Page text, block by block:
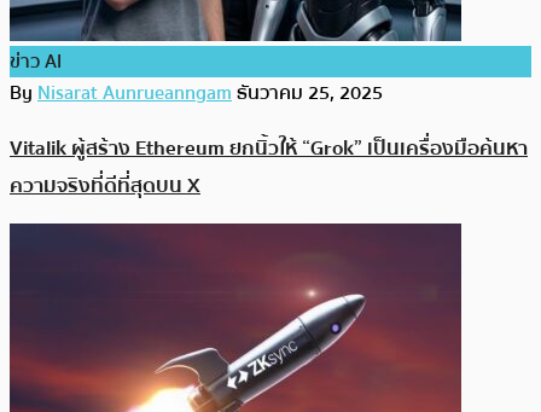
ข่าว AI
ByNisarat Aunrueanngamธันวาคม 25, 2025
Vitalik ผู้สร้าง Ethereum ยกนิ้วให้ “Grok” เป็นเครื่องมือค้นหา
ความจริงที่ดีที่สุดบน X